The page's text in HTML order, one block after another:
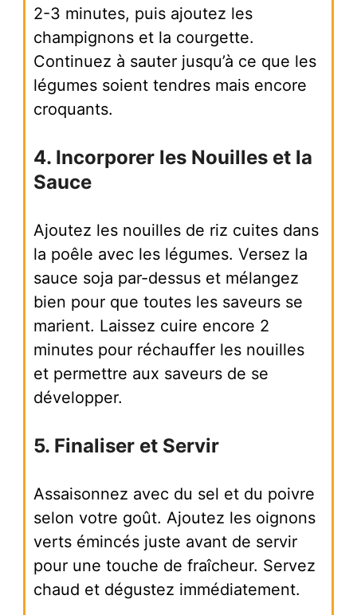
2-3 minutes, puis ajoutez les
champignons et la courgette.
Continuez à sauter jusqu’à ce que les
légumes soient tendres mais encore
croquants.
4. Incorporer les Nouilles et la
Sauce
Ajoutez les nouilles de riz cuites dans
la poêle avec les légumes. Versez la
sauce soja par-dessus et mélangez
bien pour que toutes les saveurs se
marient. Laissez cuire encore 2
minutes pour réchauffer les nouilles
et permettre aux saveurs de se
développer.
5. Finaliser et Servir
Assaisonnez avec du sel et du poivre
selon votre goût. Ajoutez les oignons
verts émincés juste avant de servir
pour une touche de fraîcheur. Servez
chaud et dégustez immédiatement.